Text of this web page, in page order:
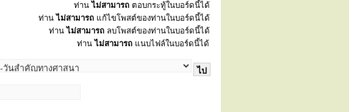
ท่านไม่สามารถ ตอบกระทู้ในบอร์ดนี้ได้
ท่านไม่สามารถ แก้ไขโพสต์ของท่านในบอร์ดนี้ได้
ท่านไม่สามารถ ลบโพสต์ของท่านในบอร์ดนี้ได้
ท่านไม่สามารถ แนบไฟล์ในบอร์ดนี้ได้